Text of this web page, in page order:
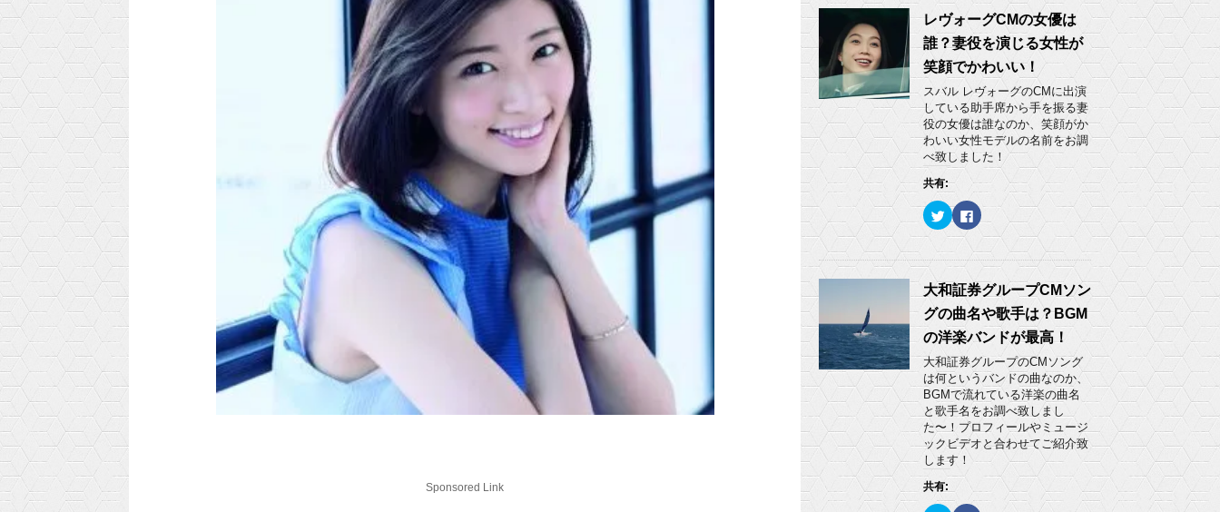
Sponsored Link
T
w
i
t
t
e
r
で
共
有
新
し
い
ウ
ィ
ン
ド
ウ
で
開
き
す
)
o
k
で
共
有
す
る
に
は
ク
リ
ッ
ク
し
て
く
だ
さ
い
新
し
ウ
ィ
ン
ド
で
開
き
ま
す
)
レヴォーグCMの女優は
誰？妻役を演じる女性が
笑顔でかわいい！
スバル レヴォーグのCMに出演
している助手席から手を振る妻
役の女優は誰なのか、笑顔がか
わいい女性モデルの名前をお調
べ致しました！
共有:
ク
リ
ッ
し
て
w
i
t
t
e
r
で
共
有
(
新
し
い
ウ
ィ
ン
ド
ウ
で
開
き
F
a
b
k
で
共
有
す
る
に
は
ク
リ
ッ
ク
し
て
く
だ
さ
い
新
し
大和証券グループCMソン
グの曲名や歌手は？BGM
の洋楽バンドが最高！
大和証券グループのCMソング
は何というバンドの曲なのか、
BGMで流れている洋楽の曲名
と歌手名をお調べ致しまし
た〜！プロフィールやミュージ
ックビデオと合わせてご紹介致
します！
共有: